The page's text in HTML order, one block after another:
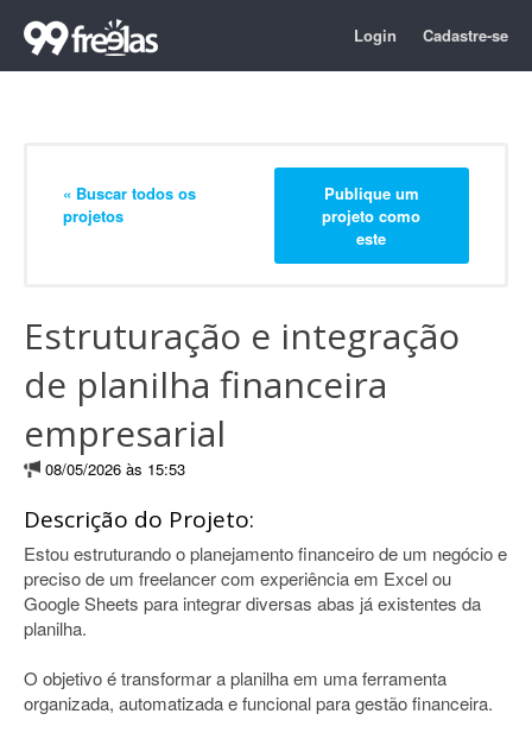
Login Cadastre-se
« Buscar todos os
projetos
Publique um
projeto como
este
Estruturação e integração
de planilha financeira
empresarial
08/05/2026 às 15:53
Descrição do Projeto:
Estou estruturando o planejamento financeiro de um negócio e
preciso de um freelancer com experiência em Excel ou
Google Sheets para integrar diversas abas já existentes da
planilha.
O objetivo é transformar a planilha em uma ferramenta
organizada, automatizada e funcional para gestão financeira.